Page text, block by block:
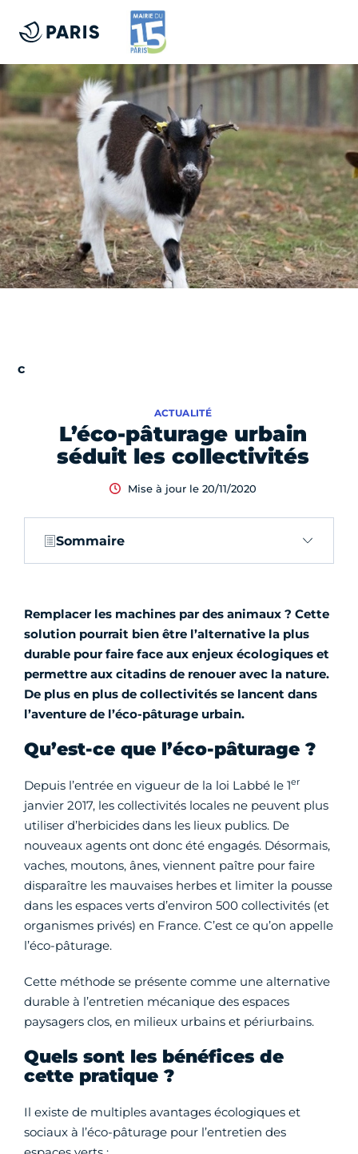
L’éco-pâturage urbain
séduit les collectivités
ACTUALITÉ
Mise à jour le 20/11/2020
Sommaire
Remplacer les machines par des animaux ? Cette
solution pourrait bien être l’alternative la plus
durable pour faire face aux enjeux écologiques et
permettre aux citadins de renouer avec la nature.
De plus en plus de collectivités se lancent dans
l’aventure de l’éco-pâturage urbain.
Qu’est-ce que l’éco-pâturage ?
Depuis l’entrée en vigueur de la loi Labbé le 1er
janvier 2017, les collectivités locales ne peuvent plus
utiliser d’herbicides dans les lieux publics. De
nouveaux agents ont donc été engagés. Désormais,
vaches, moutons, ânes, viennent paître pour faire
disparaître les mauvaises herbes et limiter la pousse
dans les espaces verts d’environ 500 collectivités (et
organismes privés) en France. C’est ce qu’on appelle
l’éco-pâturage.
Cette méthode se présente comme une alternative
durable à l’entretien mécanique des espaces
paysagers clos, en milieux urbains et périurbains.
Quels sont les bénéfices de
cette pratique ?
Il existe de multiples avantages écologiques et
sociaux à l’éco-pâturage pour l’entretien des